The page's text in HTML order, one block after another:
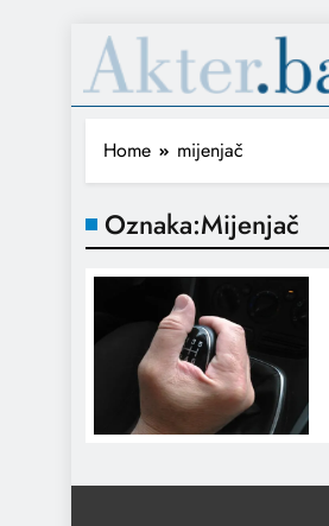
Home mijenjač
Oznaka:Mijenjač